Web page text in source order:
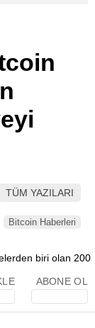
TÜM YAZILARI
Bitcoin Haberleri
ABONE OL